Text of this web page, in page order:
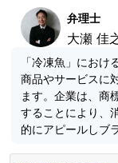
弁理士
大瀬 佳
「冷凍魚」にお
商品やサービスに
ます。企業は、商
することにより、
的にアピールしブ